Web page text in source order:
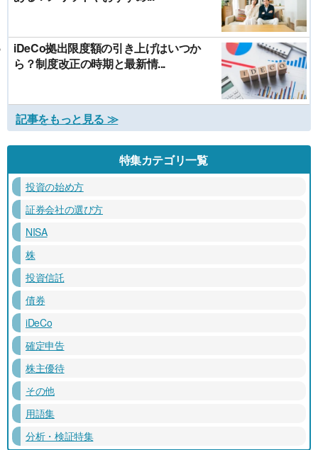
iDeCo拠出限度額の引き上げはいつか
ら？制度改正の時期と最新情...
記事をもっと見る ≫
特集カテゴリ一覧
投資の始め方
証券会社の選び方
NISA
株
投資信託
債券
iDeCo
確定申告
株主優待
その他
用語集
分析・検証特集